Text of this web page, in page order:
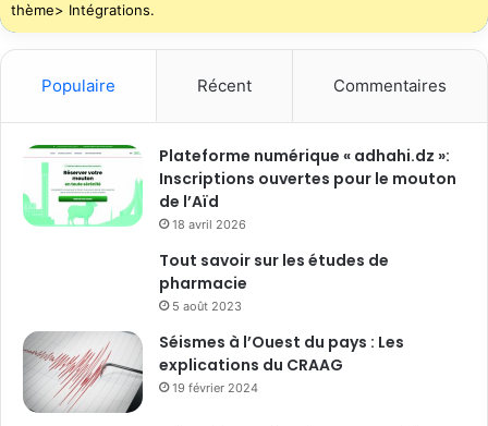
thème> Intégrations.
Populaire Récent Commentaires
Plateforme numérique « adhahi.dz »:
Inscriptions ouvertes pour le mouton
de l’Aïd
18 avril 2026
Tout savoir sur les études de
pharmacie
5 août 2023
Séismes à l’Ouest du pays : Les
explications du CRAAG
19 février 2024